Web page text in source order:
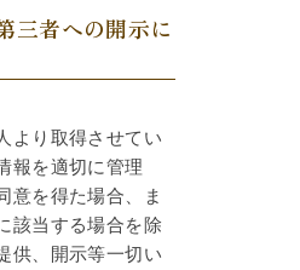
三者への開示に
より取得させてい
報を適切に管理
意を得た場合、ま
該当する場合を除
供、開示等一切い